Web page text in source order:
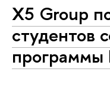
Х5 Group
студентов